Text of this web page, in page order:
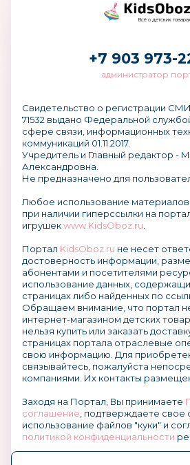
Всё о детских
+7 903 973-
администратор
Свидетельство о регистрации
71532 выдано Федеральной
сфере связи, информационных
коммуникаций 01.11.2017.
Учредитель и Главный редактор -
Александровна.
Не предназначено для
Любое использование материалов
при наличии гиперссылки на
игрушекwww.KidsOboz.ru
Портал KidsOboz.ru не несет
достоверность информации,
абонентами и посетителями
использование данных,
страницах либо найденных по
Обращаем внимание, что портал
интернет-магазином детских
нельзя купить или заказать
страницах портала отраслевые
свою информацию. Для
связывайтесь, пожалуйста
компаниями. Их контакты
Заходя на Портал, Вы принимаете
соглашение , подтверждаете свое
использование файлов "куки" и
политикой конфиденциальности